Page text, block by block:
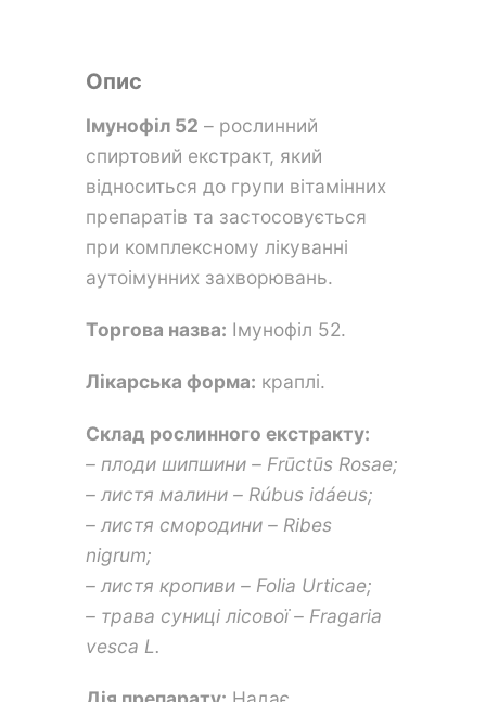
Опис
Імунофіл 52 – рослинний
спиртовий екстракт, який
відноситься до групи вітамінних
препаратів та застосовується
при комплексному лікуванні
аутоімунних захворювань.
Торгова назва: Імунофіл 52.
Лікарська форма: краплі.
Склад рослинного екстракту:
– плоди шипшини – Frūctūs Rosae;
– листя малини – Rúbus idáeus;
– листя смородини – Ribes
nigrum;
– листя кропиви – Folia Urticae;
– трава суниці лісової – Fragaria
vesca L.